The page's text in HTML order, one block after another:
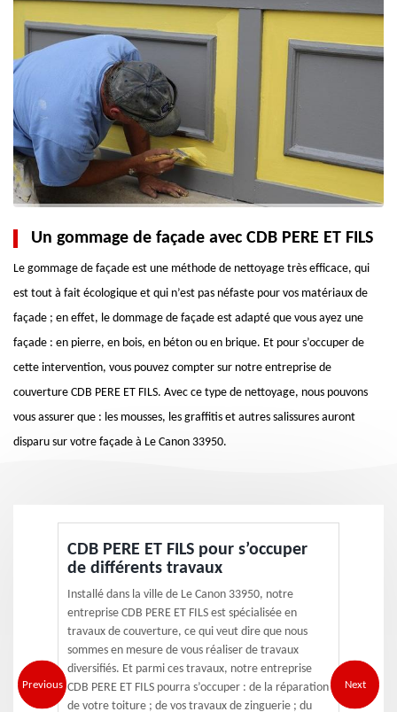
Un gommage de façade avec CDB PERE ET FILS
Le gommage de façade est une méthode de nettoyage très efficace, qui
est tout à fait écologique et qui n’est pas néfaste pour vos matériaux de
façade ; en effet, le dommage de façade est adapté que vous ayez une
façade : en pierre, en bois, en béton ou en brique. Et pour s’occuper de
cette intervention, vous pouvez compter sur notre entreprise de
couverture CDB PERE ET FILS. Avec ce type de nettoyage, nous pouvons
vous assurer que : les mousses, les graffitis et autres salissures auront
disparu sur votre façade à Le Canon 33950.
Previous
CDB PERE ET FILS pour s’occuper
de différents travaux
Installé dans la ville de Le Canon 33950, notre
entreprise CDB PERE ET FILS est spécialisée en
travaux de couverture, ce qui veut dire que nous
sommes en mesure de vous réaliser de travaux
diversifiés. Et parmi ces travaux, notre entreprise
CDB PERE ET FILS pourra s’occuper : de la réparation
de votre toiture ; de vos travaux de zinguerie ; du
Next